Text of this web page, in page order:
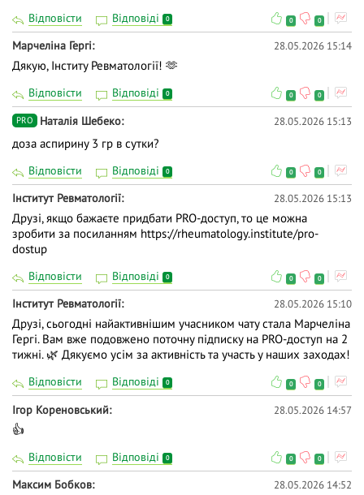
Відповісти Відповіді 0 0 0
Марчеліна Гергі 28.05.2026 15:14
Дякую, Інститу Ревматології! 🫶
Відповісти Відповіді 0 0 0
PRO Наталія Шебеко 28.05.2026 15:13
доза аспирину 3 гр в сутки?
Відповісти Відповіді 0 0 0
Iнститут Ревматології 28.05.2026 15:13
Друзі, якщо бажаєте придбати PRO-доступ, то це можна
зробити за посиланням https://rheumatology.institute/pro-
dostup
Відповісти Відповіді 0 0 0
Iнститут Ревматології 28.05.2026 15:10
Друзі, сьогодні найактивнішим учасником чату стала Марчеліна
Гергі. Вам вже подовжено поточну підписку на PRO-доступ на 2
тижні. 🌿 Дякуємо усім за активність та участь у наших заходах!
Відповісти Відповіді 0 0 0
Ігор Кореновський 28.05.2026 14:57
👍
Відповісти Відповіді 0 0 0
Максим Бобков 28.05.2026 14:52